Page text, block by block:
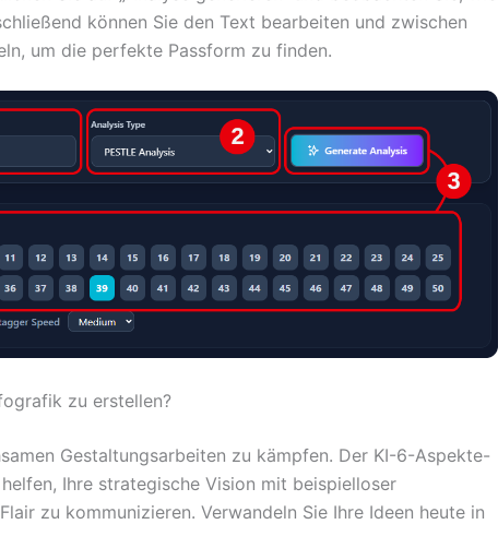
können Sie den Text bearbeiten und zwischen
um die perfekte Passform zu finden.
zu erstellen?
Gestaltungsarbeiten zu kämpfen. Der KI-6-Aspekte-
Ihre strategische Vision mit beispielloser
zu kommunizieren. Verwandeln Sie Ihre Ideen heute in